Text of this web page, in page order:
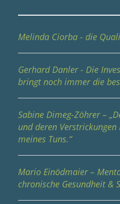
Melinda Ciorba - die
Gerhard Danler - Die
bringt noch immer die
Sabine Dimeg-Zöhrer –
und deren
meines Tuns.“
Mario Einödmaier –
chronische Gesundheit &